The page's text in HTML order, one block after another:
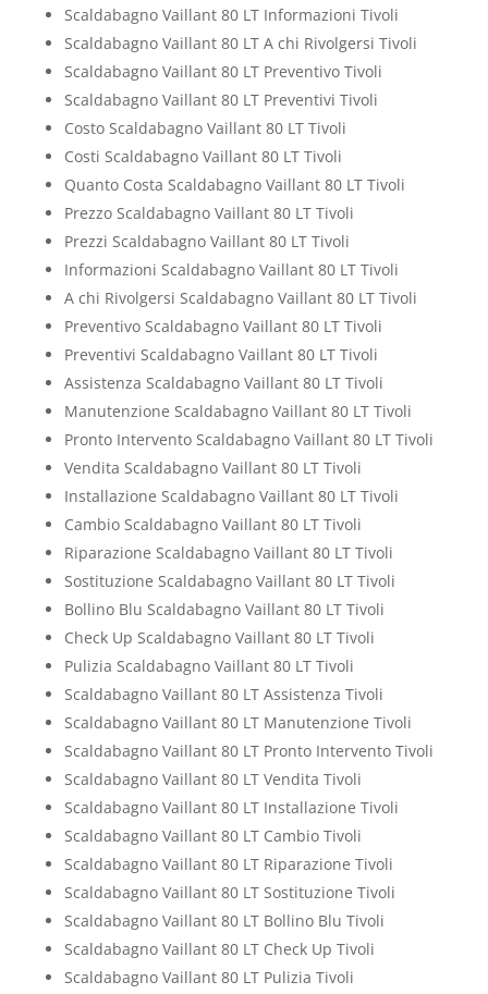
Scaldabagno Vaillant 80 LT Informazioni Tivoli
Scaldabagno Vaillant 80 LT A chi Rivolgersi Tivoli
Scaldabagno Vaillant 80 LT Preventivo Tivoli
Scaldabagno Vaillant 80 LT Preventivi Tivoli
Costo Scaldabagno Vaillant 80 LT Tivoli
Costi Scaldabagno Vaillant 80 LT Tivoli
Quanto Costa Scaldabagno Vaillant 80 LT Tivoli
Prezzo Scaldabagno Vaillant 80 LT Tivoli
Prezzi Scaldabagno Vaillant 80 LT Tivoli
Informazioni Scaldabagno Vaillant 80 LT Tivoli
A chi Rivolgersi Scaldabagno Vaillant 80 LT Tivoli
Preventivo Scaldabagno Vaillant 80 LT Tivoli
Preventivi Scaldabagno Vaillant 80 LT Tivoli
Assistenza Scaldabagno Vaillant 80 LT Tivoli
Manutenzione Scaldabagno Vaillant 80 LT Tivoli
Pronto Intervento Scaldabagno Vaillant 80 LT Tivoli
Vendita Scaldabagno Vaillant 80 LT Tivoli
Installazione Scaldabagno Vaillant 80 LT Tivoli
Cambio Scaldabagno Vaillant 80 LT Tivoli
Riparazione Scaldabagno Vaillant 80 LT Tivoli
Sostituzione Scaldabagno Vaillant 80 LT Tivoli
Bollino Blu Scaldabagno Vaillant 80 LT Tivoli
Check Up Scaldabagno Vaillant 80 LT Tivoli
Pulizia Scaldabagno Vaillant 80 LT Tivoli
Scaldabagno Vaillant 80 LT Assistenza Tivoli
Scaldabagno Vaillant 80 LT Manutenzione Tivoli
Scaldabagno Vaillant 80 LT Pronto Intervento Tivoli
Scaldabagno Vaillant 80 LT Vendita Tivoli
Scaldabagno Vaillant 80 LT Installazione Tivoli
Scaldabagno Vaillant 80 LT Cambio Tivoli
Scaldabagno Vaillant 80 LT Riparazione Tivoli
Scaldabagno Vaillant 80 LT Sostituzione Tivoli
Scaldabagno Vaillant 80 LT Bollino Blu Tivoli
Scaldabagno Vaillant 80 LT Check Up Tivoli
Scaldabagno Vaillant 80 LT Pulizia Tivoli